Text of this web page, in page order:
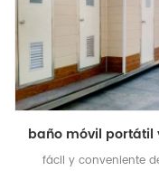
fácil y conveniente